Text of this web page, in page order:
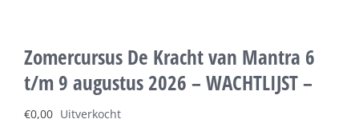
Zomercursus De Kracht van Mantra 6
t/m 9 augustus 2026 – WACHTLIJST –
€0,00 Uitverkocht